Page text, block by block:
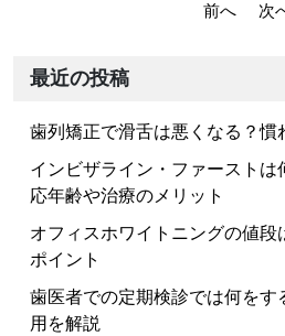
ナ
ゲ
ー
シ
ョ
ン
前へ 次
最近の投稿
歯列矯正で滑舌は悪くなる？慣
インビザライン・ファーストは
応年齢や治療のメリット
オフィスホワイトニングの値段
ポイント
歯医者での定期検診では何をす
用を解説